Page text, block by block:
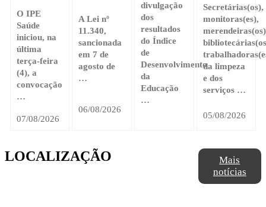
O IPE
Saúde
iniciou, na
última
terça-feira
(4), a
convocação
…
07/08/2026
A Lei nº
11.340,
sancionada
em 7 de
agosto de
…
06/08/2026
divulgação
dos
resultados
do Índice
de
Desenvolvimento
da
Educação
…
Secretárias(os),
monitoras(es),
da limpeza
e dos
serviços …
05/08/2026
Mais
notícias
LOCALIZAÇÃO